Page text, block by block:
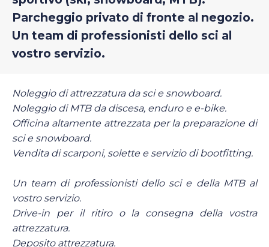
Parcheggio privato di fronte al negozio.
Un team di professionisti dello sci al
vostro servizio.
Noleggio di attrezzatura da sci e snowboard.
Noleggio di MTB da discesa, enduro e e-bike.
Officina altamente attrezzata per la preparazione di
sci e snowboard.
Vendita di scarponi, solette e servizio di bootfitting.
Un team di professionisti dello sci e della MTB al
vostro servizio.
Drive-in per il ritiro o la consegna della vostra
attrezzatura.
Deposito attrezzatura.